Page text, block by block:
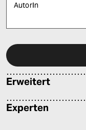
AutorIn
Erweitert
Experten